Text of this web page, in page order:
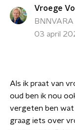
Vroege
BNNVARA
03 april
Als ik praat van
oud ben ik nou
vergeten ben
graag iets over